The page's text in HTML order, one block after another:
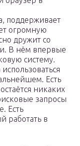
поддерживает
огромную
дружит со
В нём впервые
систему.
Есть
никаких
запросы
Есть
работать в